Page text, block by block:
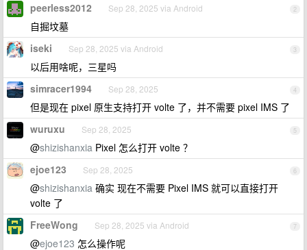
2
peerless2012 Sep 28, 2025 via Android
自掘坟墓
3
iseki Sep 28, 2025 via Android
以后用啥呢，三星吗
4
simracer1994 Sep 28, 2025
但是现在 pixel 原生支持打开 volte 了，并不需要 pixel IMS 了
5
wuruxu Sep 28, 2025
@shizishanxia Pixel 怎么打开 volte ？
6
ejoe123 Sep 28, 2025
@shizishanxia 确实 现在不需要 Pixel IMS 就可以直接打开
volte 了
7
FreeWong Sep 28, 2025 via Android
@ejoe123 怎么操作呢